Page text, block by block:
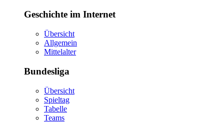
Geschichte im Internet
Übersicht
Allgemein
Mittelalter
Bundesliga
Übersicht
Spieltag
Tabelle
Teams